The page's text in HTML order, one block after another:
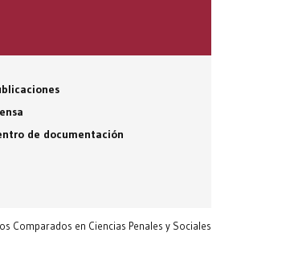
de documentación
Comparados en Ciencias Penales y Sociales